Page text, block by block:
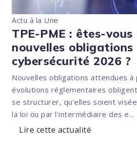
Actu à la Une
TPE-PME : êtes-
nouvelles obligations
cybersécurité 2026 ?
Nouvelles obligations attendues
évolutions réglementaires
se structurer, qu'elles soient
la loi ou par l'intermédiaire des e...
Lire cette actualité